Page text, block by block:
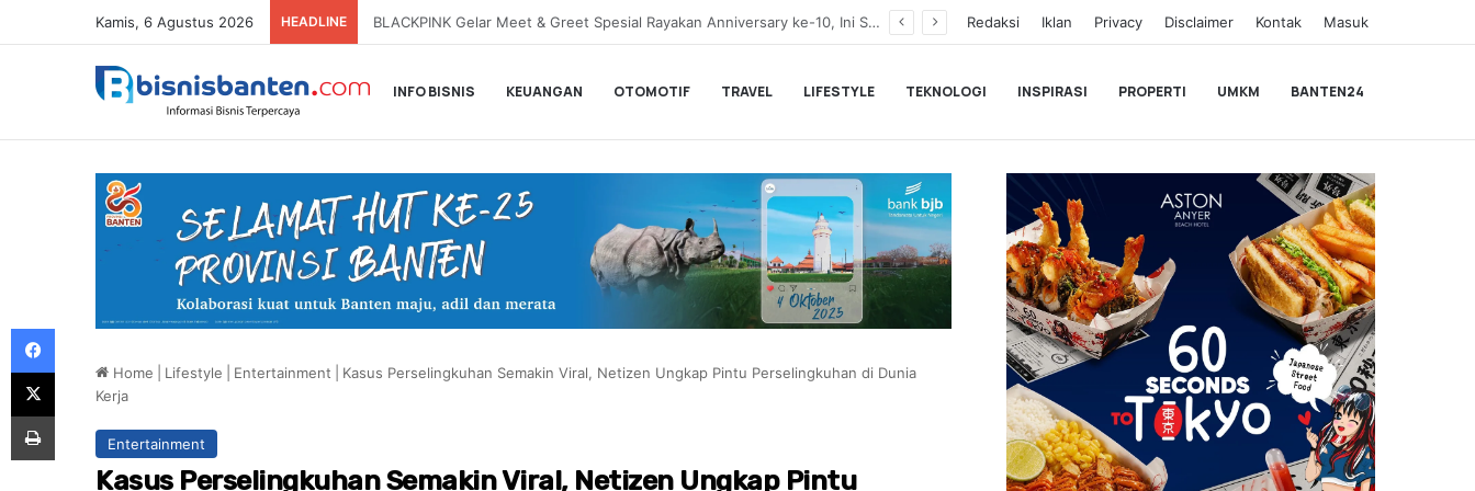
Kamis, 6 Agustus 2026 HEADLINE BLACKPINK Gelar Meet & Greet Spesial Rayakan Anniversary ke-10, Ini Syarat dan Jadwalnya Redaksi Iklan Privacy Disclaimer Kontak Masuk
INFO BISNIS KEUANGAN OTOMOTIF TRAVEL LIFESTYLE TEKNOLOGI INSPIRASI PROPERTI UMKM BANTEN24
Home Lifestyle Entertainment
Kasus Perselingkuhan Semakin Viral, Netizen Ungkap Pintu Perselingkuhan di Dunia
Kerja
Entertainment
Kasus Perselingkuhan Semakin Viral, Netizen Ungkap Pintu
Facebook